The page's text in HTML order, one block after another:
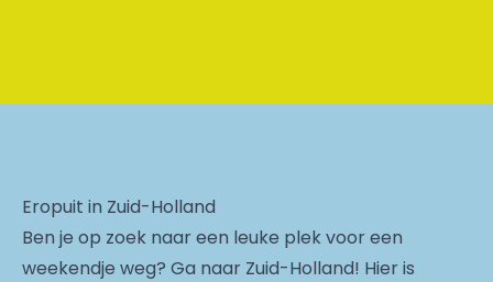
Eropuit in Zuid-Holland
Ben je op zoek naar een leuke plek voor een
weekendje weg? Ga naar Zuid-Holland! Hier is